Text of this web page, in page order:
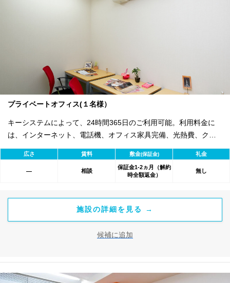
プライベートオフィス(１名様）
キーシステムによって、24時間365日のご利用可能。利用料金に
は、インターネット、電話機、オフィス家具完備、光熱費、クリ
ーニング費用等の付帯サービスすべて含まれ、追加料金不要で
す。 また適宜キャンペーン、契約期間による割引特典あります。
広さ 賃料 敷金(保証金) 礼金
― 相談
保証金1-2ヵ月（解約
時全額返金）
無し
施設の詳細を見る →
候補に追加